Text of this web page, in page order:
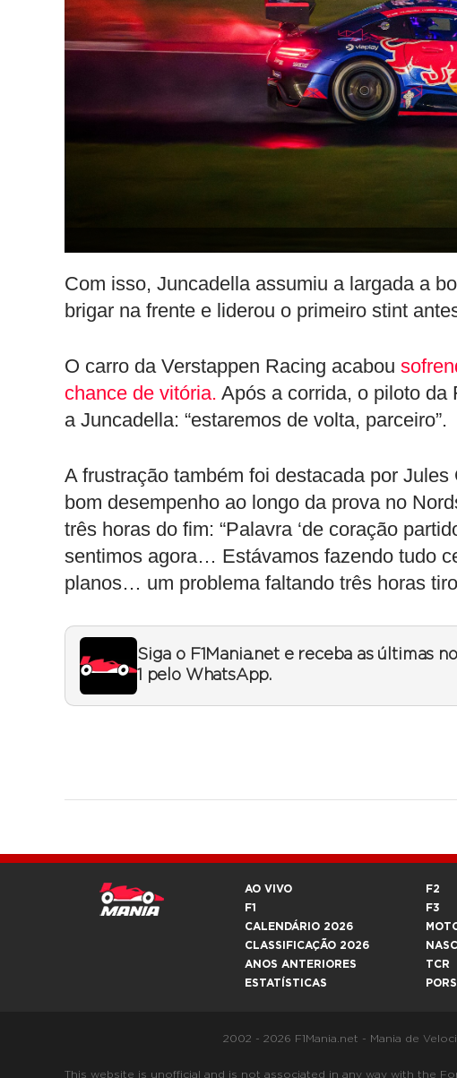
Com isso, Juncadella assumiu a largada a
brigar na frente e liderou o primeiro stint
O carro da Verstappen Racing acabou
chance de vitória. Após a corrida, o piloto da
a Juncadella: “estaremos de volta, parceiro”.
A frustração também foi destacada por Jules
bom desempenho ao longo da prova no
três horas do fim: “Palavra ‘de coração
sentimos agora… Estávamos fazendo tudo
planos… um problema faltando três horas
Siga o F1Mania.net e receba as últimas
1 pelo WhatsApp.
AO VIVO
F1
CALENDÁRIO 2026
CLASSIFICAÇÃO 2026
ANOS ANTERIORES
ESTATÍSTICAS
F2
F3
TCR
2002 - 2026 F1Mania.net - Mania de
This website is unofficial and is not associated in any way with the